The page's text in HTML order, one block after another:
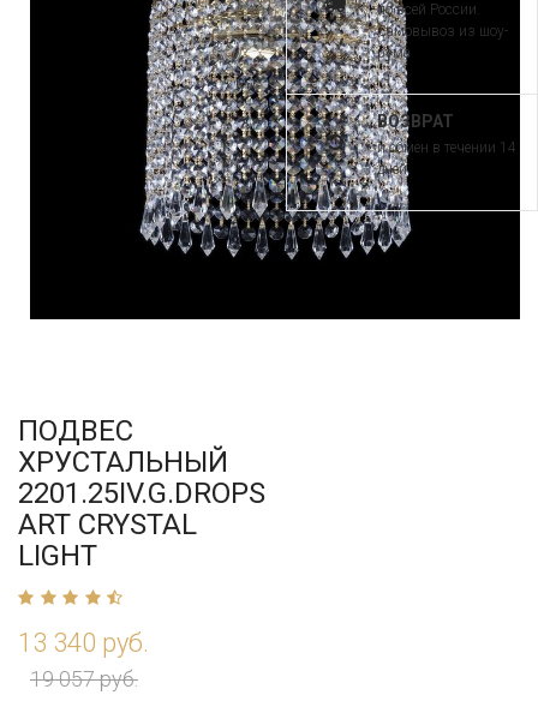
ПОДВЕС
ХРУСТАЛЬНЫЙ
2201.25IV.G.DROPS
ART CRYSTAL
LIGHT
13 340 руб.
19 057 руб.
по всей России.
Самовывоз из шоу-
рума
ВОЗВРАТ
и обмен в течении 14
дней